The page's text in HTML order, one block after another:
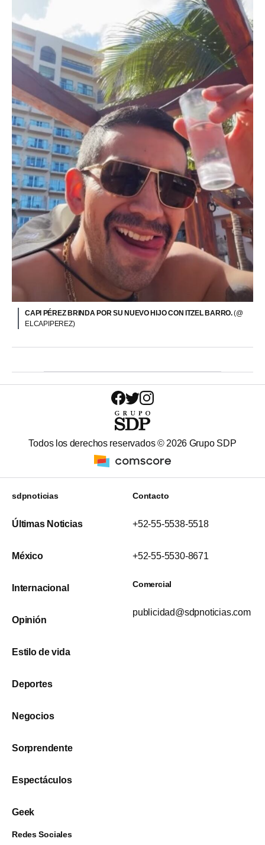
CAPI PÉREZ BRINDA POR SU NUEVO HIJO CON ITZEL BARRO.(@
ELCAPIPEREZ)
Todos los derechos reservados © 2026 Grupo SDP
sdpnoticias
Últimas Noticias
México
Internacional
Opinión
Estilo de vida
Deportes
Negocios
Sorprendente
Espectáculos
Geek
Contacto
+52-55-5538-5518
+52-55-5530-8671
Comercial
publicidad@sdpnoticias.com
Redes Sociales